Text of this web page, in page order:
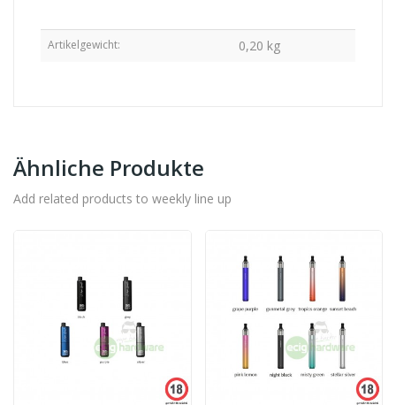
Artikelgewicht: 0,20 kg
Ähnliche Produkte
Add related products to weekly line up